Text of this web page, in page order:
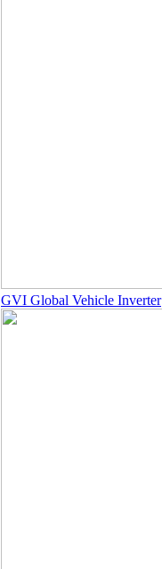
GVI Global Vehicle Inverter